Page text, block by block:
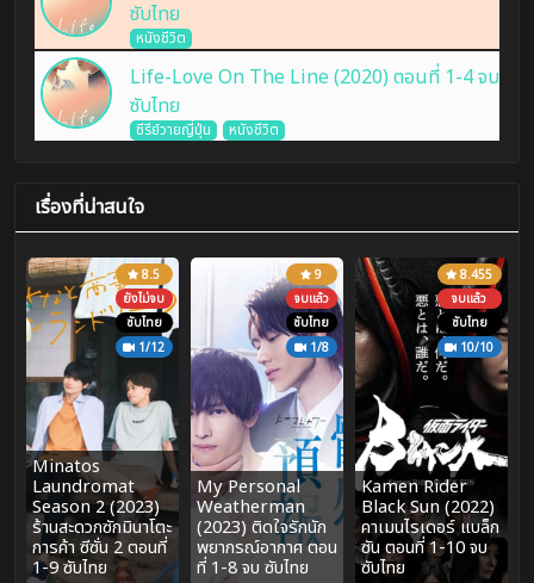
ซับไทย
หนังชีวิต
Life-Love On The Line (2020) ตอนที่ 1-4 จบ
ซับไทย
ซีรีย์วายญี่ปุ่น หนังชีวิต
เรื่องที่น่าสนใจ
8.5
ยังไม่จบ
ซับไทย
1/12
Minatos
Laundromat
Season 2 (2023)
ร้านสะดวกซักมินาโตะ
การค้า ซีซั่น 2 ตอนที่
1-9 ซับไทย
9
จบแล้ว
ซับไทย
1/8
My Personal
Weatherman
(2023) ติดใจรักนัก
พยากรณ์อากาศ ตอน
ที่ 1-8 จบ ซับไทย
8.455
จบแล้ว
ซับไทย
10/10
Kamen Rider
Black Sun (2022)
คาเมนไรเดอร์ แบล็ก
ซัน ตอนที่ 1-10 จบ
ซับไทย